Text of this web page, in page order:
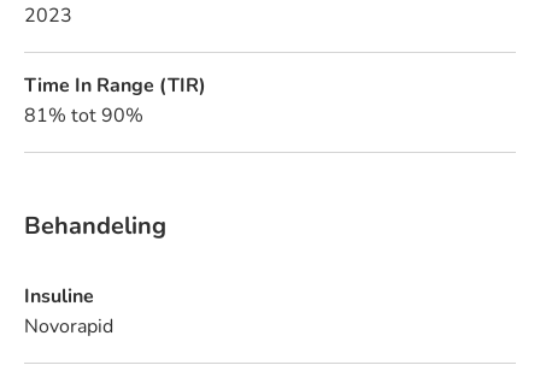
2023
Time In Range (TIR)
81% tot 90%
Behandeling
Insuline
Novorapid